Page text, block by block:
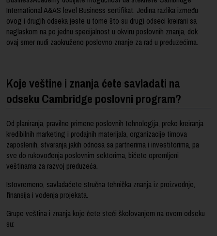
International A&AS level Business sertifikat. Jedina razlika između
ovog i drugih odseka jeste u tome što su drugi odseci kreirani sa
naglaskom na po jednu specijalnost u okviru poslovnih znanja, dok
ovaj smer nudi zaokruženo poslovno znanje za rad u preduzećima.
Koje veštine i znanja ćete savladati na
odseku Cambridge poslovni program?
Od planiranja, pravilne primene poslovnih tehnologija, preko kreiranja
kredibilnih marketing i prodajnih materijala, organizacije timova
zaposlenih, stvaranja jakih odnosa sa partnerima i investitorima, pa
sve do rukovođenja poslovnim sektorima, bićete opremljeni
veštinama za razvoj preduzeća.
Istovremeno, savladaćete stručna tehnička znanja iz proizvodnje,
finansija i vođenja projekata.
Grupe veština i znanja koje ćete steći školovanjem na ovom odseku
su: